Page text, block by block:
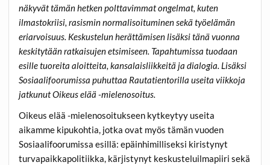
näkyvät tämän hetken polttavimmat ongelmat, kuten
ilmastokriisi, rasismin normalisoituminen sekä työelämän
eriarvoisuus. Keskustelun herättämisen lisäksi tänä vuonna
keskitytään ratkaisujen etsimiseen. Tapahtumissa tuodaan
esille tuoreita aloitteita, kansalaisliikkeitä ja dialogia. Lisäksi
Sosiaalifoorumissa puhuttaa Rautatientorilla useita viikkoja
jatkunut Oikeus elää -mielenosoitus.
Oikeus elää -mielenosoitukseen kytkeytyy useita
aikamme kipukohtia, jotka ovat myös tämän vuoden
Sosiaalifoorumissa esillä: epäinhimilliseksi kiristynyt
turvapaikkapolitiikka, kärjistynyt keskusteluilmapiiri sekä